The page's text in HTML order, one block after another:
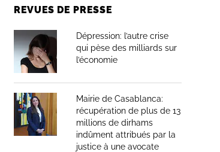
REVUES DE PRESSE
Dépression: l’autre crise
qui pèse des milliards sur
l’économie
Mairie de Casablanca:
récupération de plus de 13
millions de dirhams
indûment attribués par la
justice à une avocate